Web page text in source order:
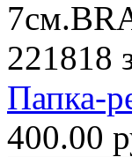
Папка-
400.00